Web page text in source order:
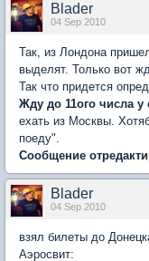
Blader
04 Sep 2010
Так, из Лондона
выделят. Только вот
Так что придется
Жду до 11ого числа
ехать из Москвы.
поеду".
Сообщение
Blader
04 Sep 2010
взял билеты до
Аэросвит: